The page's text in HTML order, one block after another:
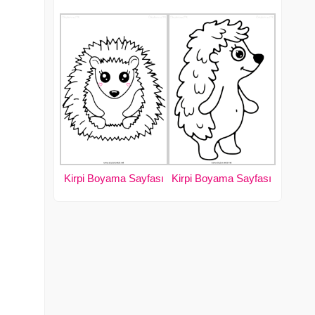
Kirpi Boyama Sayfası Kirpi Boyama Sayfası